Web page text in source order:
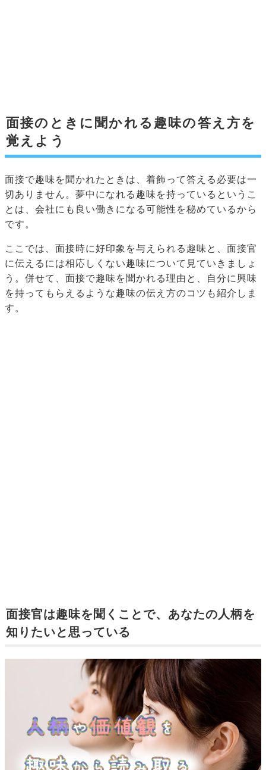
面接のときに聞かれる趣味の答え方を
覚えよう
面接で趣味を聞かれたときは、着飾って答える必要は一
切ありません。夢中になれる趣味を持っているというこ
とは、会社にも良い働きになる可能性を秘めているから
です。
ここでは、面接時に好印象を与えられる趣味と、面接官
に伝えるには相応しくない趣味について見ていきましょ
う。併せて、面接で趣味を聞かれる理由と、自分に興味
を持ってもらえるような趣味の伝え方のコツも紹介しま
す。
面接官は趣味を聞くことで、あなたの人柄を
知りたいと思っている